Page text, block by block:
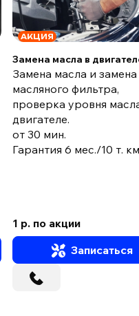
АКЦИЯ
Замена масла в
Замена масла и замена
масляного фильтра,
проверка уровня
двигателе.
от 30 мин.
Гарантия 6 мес./10 т.
1 р. по акции
Записаться